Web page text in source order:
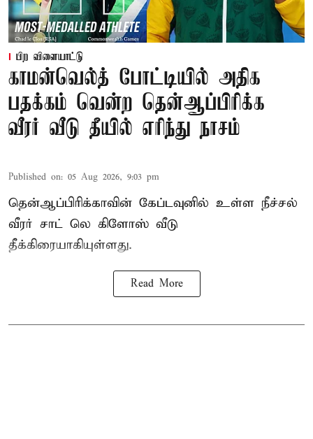
பிற விளையாட்டு
காமன்வெல்த் போட்டியில் அதிக
பதக்கம் வென்ற தென்ஆப்பிரிக்க
வீரர் வீடு தீயில் எரிந்து நாசம்
Published on: 05 Aug 2026, 9:03 pm
தென்ஆப்பிரிக்காவின் கேப்டவுனில் உள்ள நீச்சல்
வீரர் சாட் லெ கிளோஸ் வீடு
தீக்கிரையாகியுள்ளது.
Read More